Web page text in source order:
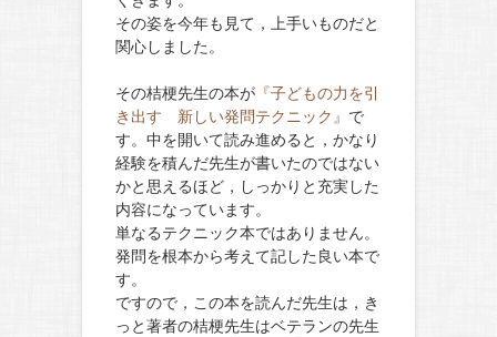
その姿を今年も見て，上手いものだと
関心しました。
その桔梗先生の本が 『子どもの力を引
き出す 新しい発問テクニック』 で
す。中を開いて読み進めると，かなり
経験を積んだ先生が書いたのではない
かと思えるほど，しっかりと充実した
内容になっています。
単なるテクニック本ではありません。
発問を根本から考えて記した良い本で
す。
ですので，この本を読んだ先生は，き
っと著者の桔梗先生はベテランの先生